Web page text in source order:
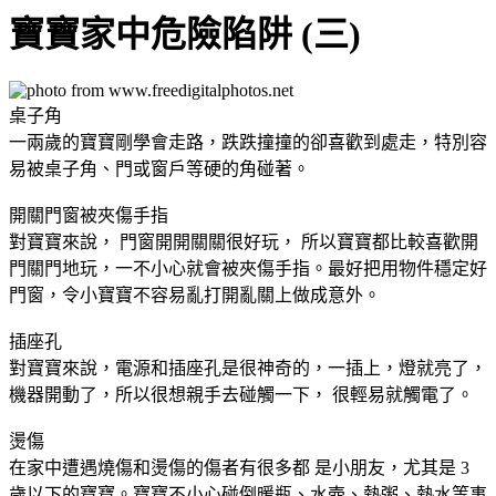
寶寶家中危險陷阱 (三)
桌子角
一兩歲的寶寶剛學會走路，跌跌撞撞的卻喜歡到處走，特別容
易被桌子角、門或窗戶等硬的角碰著。
開關門窗被夾傷手指
對寶寶來說， 門窗開開關關很好玩， 所以寶寶都比較喜歡開
門關門地玩，一不小心就會被夾傷手指。最好把用物件穩定好
門窗，令小寶寶不容易亂打開亂關上做成意外。
插座孔
對寶寶來說，電源和插座孔是很神奇的，一插上，燈就亮了，
機器開動了，所以很想親手去碰觸一下， 很輕易就觸電了。
燙傷
在家中遭遇燒傷和燙傷的傷者有很多都 是小朋友，尤其是 3